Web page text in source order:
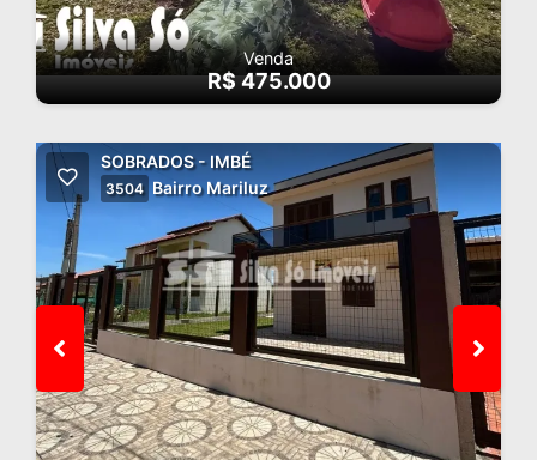
Venda
R$ 475.000
SOBRADOS - IMBÉ
3504 Bairro Mariluz